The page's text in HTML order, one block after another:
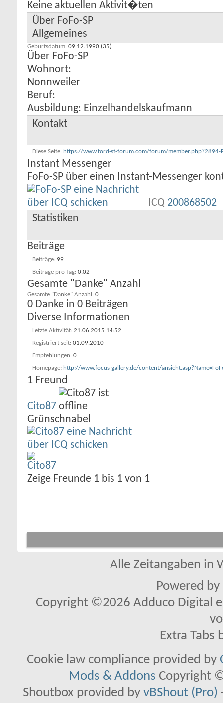
Keine aktuellen Aktivit�ten
Über FoFo-SP
Allgemeines
Geburtsdatum 09.12.1990 (35)
Über FoFo-SP
Wohnort:
Nonnweiler
Beruf:
Ausbildung: Einzelhandelskaufmann
Kontakt
Diese Seite https://www.ford-st-forum.com/forum/member.php?2894-
Instant Messenger
FoFo-SP über einen Instant-Messenger
ICQ 200868502
Statistiken
Beiträge
Beiträge 99
Beiträge pro Tag 0,02
Gesamte "Danke" Anzahl
Gesamte "Danke" Anzahl 0
0 Danke in 0 Beiträgen
Diverse Informationen
Letzte Aktivität 21.06.2015 14:52
Registriert seit 01.09.2010
Empfehlungen 0
Homepage
http://www.focus-gallery.de/content/
1 Freund
Cito87
Grünschnabel
Zeige Freunde 1 bis 1 von 1
Alle Zeitangaben in
Powered by
Copyright ©2026 Adduco Digital
Extra Tabs
Cookie law compliance provided by
Mods & Addons Copyright
Shoutbox provided by vBShout (Pro)